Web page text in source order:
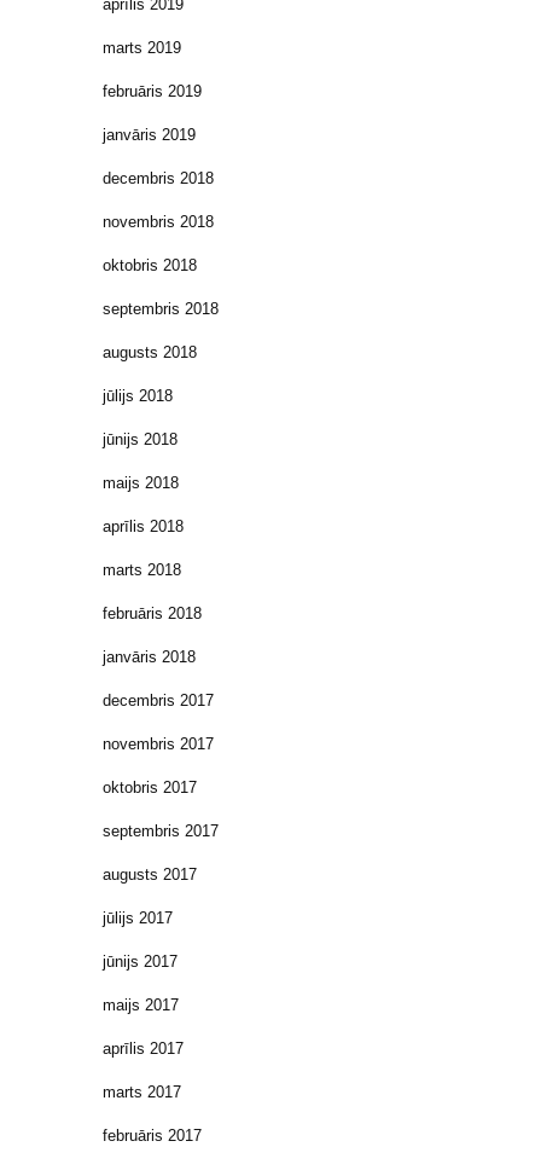
aprīlis 2019
marts 2019
februāris 2019
janvāris 2019
decembris 2018
novembris 2018
oktobris 2018
septembris 2018
augusts 2018
jūlijs 2018
jūnijs 2018
maijs 2018
aprīlis 2018
marts 2018
februāris 2018
janvāris 2018
decembris 2017
novembris 2017
oktobris 2017
septembris 2017
augusts 2017
jūlijs 2017
jūnijs 2017
maijs 2017
aprīlis 2017
marts 2017
februāris 2017